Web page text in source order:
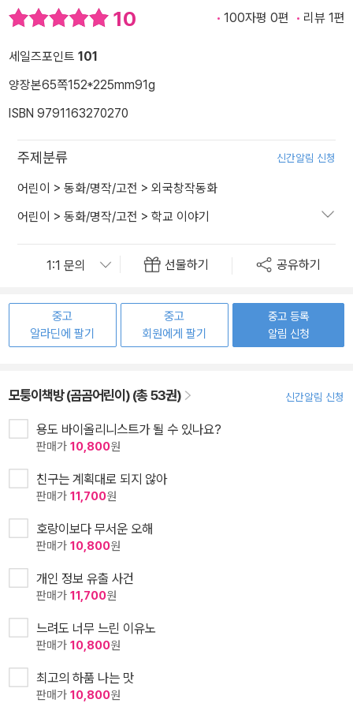
10 100자평 0편 리뷰 1편
세일즈포인트 101
양장본65쪽152*225mm91g
ISBN 9791163270270
주제분류 신간알림 신청
어린이 > 동화/명작/고전 > 외국창작동화
어린이 > 동화/명작/고전 > 학교 이야기
선물하기 공유하기
중고
알라딘에 팔기
중고
회원에게 팔기
중고 등록
알림 신청
모퉁이책방 (곰곰어린이) (총 53권) 신간알림 신청
용도 바이올리니스트가 될 수 있나요?
판매가 10,800원
친구는 계획대로 되지 않아
판매가 11,700원
호랑이보다 무서운 오해
판매가 10,800원
개인 정보 유출 사건
판매가 11,700원
느려도 너무 느린 이유노
판매가 10,800원
최고의 하품 나는 맛
판매가 10,800원